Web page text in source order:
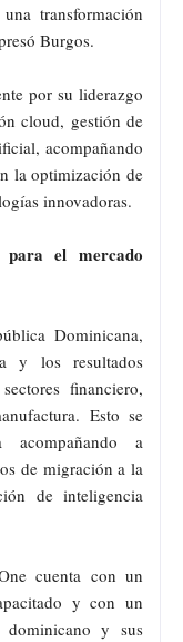
transformación
Burgos.
por su liderazgo
cloud, gestión de
acompañando
la optimización de
innovadoras.
el mercado
Dominicana,
y los resultados
financiero,
Esto se
acompañando a
de migración a la
de inteligencia
cuenta con un
y con un
dominicano y sus